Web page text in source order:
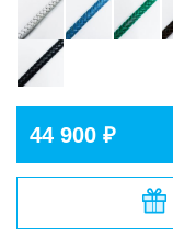
44 900 ₽